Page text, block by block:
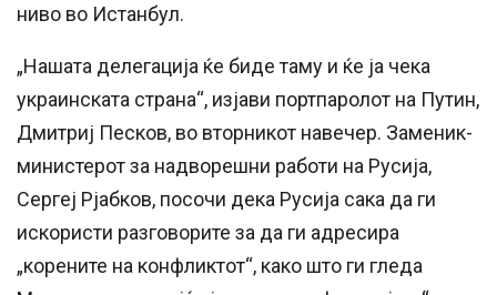
ниво во Истанбул.
„Нашата делегација ќе биде таму и ќе ја чека
украинската страна“, изјави портпаролот на Путин,
Дмитриј Песков, во вторникот навечер. Заменик-
министерот за надворешни работи на Русија,
Сергеј Рјабков, посочи дека Русија сака да ги
искористи разговорите за да ги адресира
„корените на конфликтот“, како што ги гледа